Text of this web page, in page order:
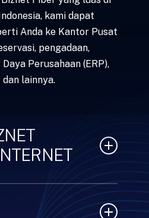
kami dapat
Anda ke Kantor Pusat
pengadaan,
Perusahaan (ERP),
lainnya.
premium untuk